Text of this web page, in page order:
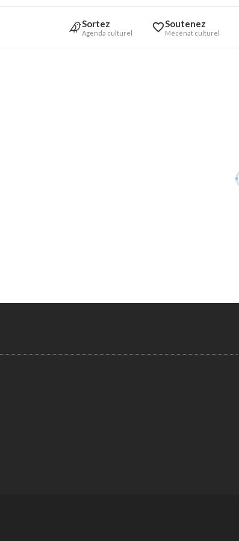
Sortez
Agenda culturel
Soutenez
Mécénat culturel